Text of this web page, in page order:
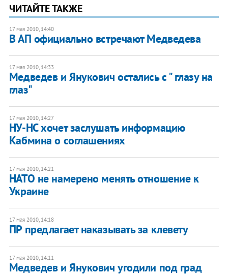
ЧИТАЙТЕ ТАКЖЕ
17 мая 2010, 14:40
В АП официально встречают Медведева
17 мая 2010, 14:33
Медведев и Янукович остались с " глазу на
глаз"
17 мая 2010, 14:27
НУ-НС хочет заслушать информацию
Кабмина о соглашениях
17 мая 2010, 14:21
НАТО не намерено менять отношение к
Украине
17 мая 2010, 14:18
ПР предлагает наказывать за клевету
17 мая 2010, 14:11
Медведев и Янукович угодили под град